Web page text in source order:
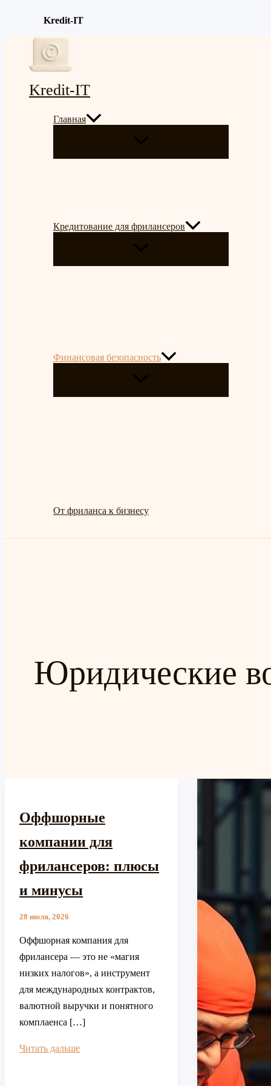
Kredit-IT
Kredit-IT
Главная
ПЕРЕКЛЮЧАТЕЛЬ
МЕНЮ
Кредитование для фрилансеров
ПЕРЕКЛЮЧАТЕЛЬ
МЕНЮ
Финансовая безопасность
ПЕРЕКЛЮЧАТЕЛЬ
МЕНЮ
От фриланса к бизнесу
Юридические
Оффшорные
компании для
фрилансеров: плюсы
и минусы
28 июля, 2026
Оффшорная компания для
фрилансера — это не «магия
низких налогов», а инструмент
для международных контрактов,
валютной выручки и понятного
комплаенса […]
Оффшорные
Читать дальше